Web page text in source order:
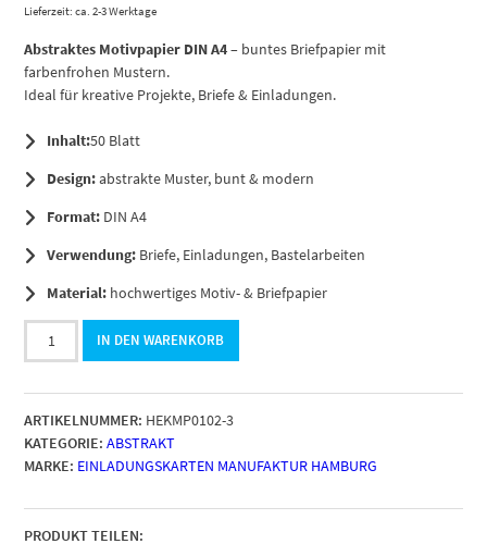
Lieferzeit: ca. 2-3 Werktage
Abstraktes Motivpapier DIN A4– buntes Briefpapier mit
farbenfrohen Mustern.
Ideal für kreative Projekte, Briefe & Einladungen.
Inhalt:50 Blatt
Design:abstrakte Muster, bunt & modern
Format: DIN A4
Verwendung: Briefe, Einladungen, Bastelarbeiten
Material: hochwertiges Motiv- & Briefpapier
50
Blatt
DIN
A4,
Zauberhafter
Verlauf,
beidseitig
bedruckt
IN DEN WARENKORB
ARTIKELNUMMER: HEKMP0102-3
KATEGORIE: ABSTRAKT
MARKE: EINLADUNGSKARTEN MANUFAKTUR HAMBURG
PRODUKT TEILEN: